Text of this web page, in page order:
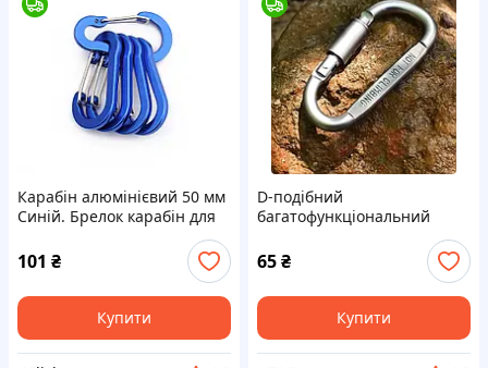
Карабін алюмінієвий 50 мм
Синій. Брелок карабін для
брелоків
101 ₴
Купити
D-подібний
багатофункціональний
сплаву для швидкого
кріплення ключів,
тактичного спорядження
Чурний
65₴
Купити